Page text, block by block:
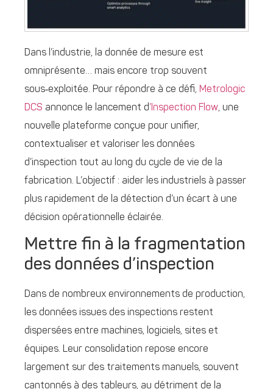
Dans l’industrie, la donnée de mesure est
omniprésente… mais encore trop souvent
sous‑exploitée. Pour répondre à ce défi, Metrologic
DCS annonce le lancement d’Inspection Flow, une
nouvelle plateforme conçue pour unifier,
contextualiser et valoriser les données
d’inspection tout au long du cycle de vie de la
fabrication. L’objectif : aider les industriels à passer
plus rapidement de la détection d’un écart à une
décision opérationnelle éclairée.
Mettre fin à la fragmentation
des données d’inspection
Dans de nombreux environnements de production,
les données issues des inspections restent
dispersées entre machines, logiciels, sites et
équipes. Leur consolidation repose encore
largement sur des traitements manuels, souvent
cantonnés à des tableurs, au détriment de la